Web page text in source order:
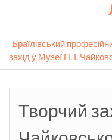
Браїлівський
захід у Музеї П. І.
Творчий